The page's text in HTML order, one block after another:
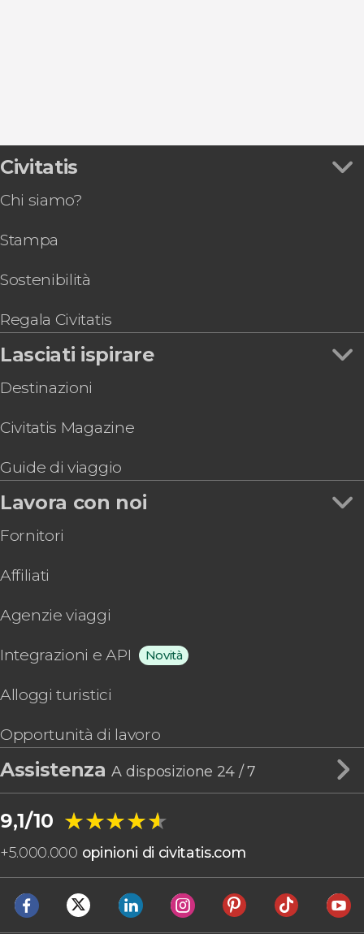
Bus turistici di New York
Civitatis
Chi siamo?
Stampa
Sostenibilità
Regala Civitatis
Lasciati ispirare
Destinazioni
Civitatis Magazine
Guide di viaggio
Lavora con noi
Fornitori
Affiliati
Agenzie viaggi
Integrazioni e API Novità
Alloggi turistici
Opportunità di lavoro
AssistenzaA disposizione 24 / 7
9,1/10 ★★★★★
★★★★★
+5.000.000 opinioni di civitatis.com